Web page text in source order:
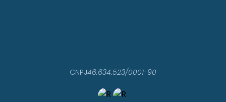
CNPJ46.634.523/0001-90